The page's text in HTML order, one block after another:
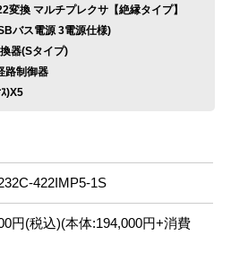
換 マルチプレクサ【絶縁タイプ】
バス電源 3電源仕様)
器(Sタイプ)
路制御器
)X5
422IMP5-1S
円(税込)(本体:194,000円+消費